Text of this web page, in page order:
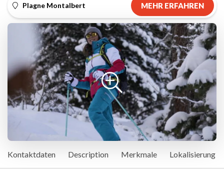
Plagne Montalbert MEHR ERFAHREN
Kontaktdaten Description Merkmale Lokalisierung